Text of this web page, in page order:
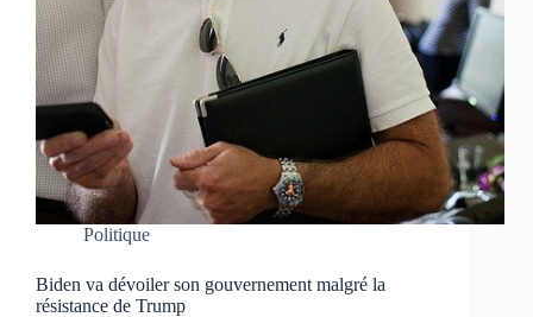
Politique
Biden va dévoiler son gouvernement malgré la
résistance de Trump